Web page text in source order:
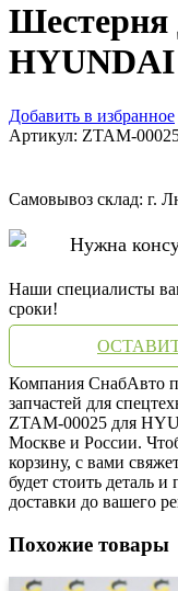
Шестерня
Добавить в избранное
Артикул: ZTAM-
Самовывоз склад: г.
Нужна
Наши специалисты
сроки!
Компания СнабАвто
запчастей для
ZTAM-00025 для
Москве и России.
корзину, с вами
будет стоить деталь
доставки до вашего
Похожие товары